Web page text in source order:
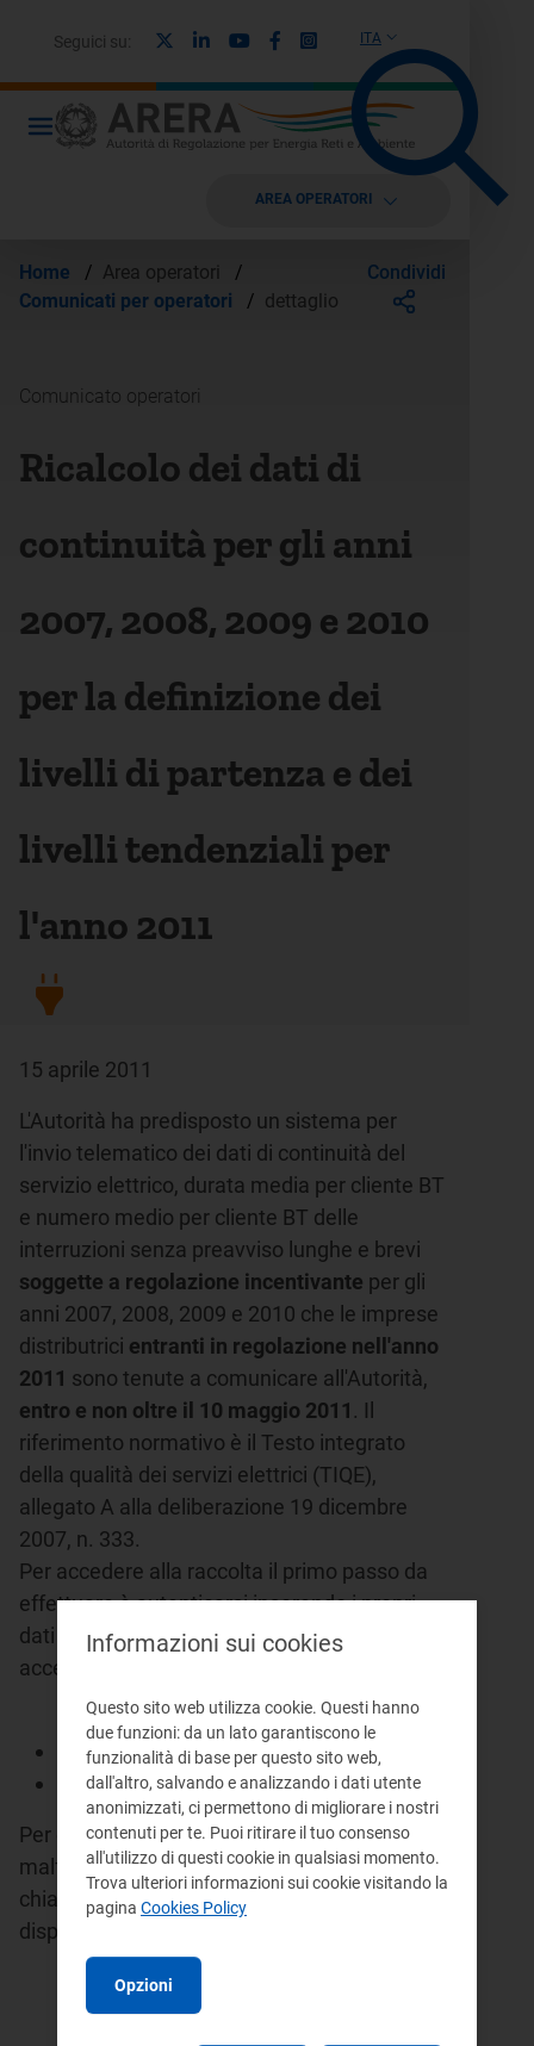
ITA
Seguici su: LinkedinYoutubeFacebook
Instagram
AREA OPERATORI
Home / Area operatori
/
Comunicati per operatori
/ dettaglio
Condividi
Comunicato operatori
Ricalcolo dei dati di
continuità per gli anni
2007, 2008, 2009 e 2010
per la definizione dei
livelli di partenza e dei
livelli tendenziali per
l'anno 2011
15 aprile 2011
L'Autorità ha predisposto un sistema per
l'invio telematico dei dati di continuità del
servizio elettrico, durata media per cliente BT
e numero medio per cliente BT delle
interruzioni senza preavviso lunghe e brevi
soggette a regolazione incentivante per gli
anni 2007, 2008, 2009 e 2010 che le imprese
distributrici entranti in regolazione nell'anno
2011 sono tenute a comunicare all'Autorità,
entro e non oltre il 10 maggio 2011 . Il
riferimento normativo è il Testo integrato
della qualità dei servizi elettrici (TIQE),
allegato A alla deliberazione 19 dicembre
2007, n. 333.
Per accedere alla raccolta il primo passo da
effettuare è autenticarsi inserendo i propri
dati di accesso nell'apposita sezione del sito,
accessibile anche dall'anagrafica operatori.
Compilazione moduli
Istruzioni per la compilazione
Per eventuali segnalazioni di
malfunzionamento, richieste di informazioni e
chiarimenti di carattere informatico è
disponibile il numero verde:
Informazioni sui cookies
Questo sito web utilizza cookie. Questi hanno
due funzioni: da un lato garantiscono le
funzionalità di base per questo sito web,
dall'altro, salvando e analizzando i dati utente
anonimizzati, ci permettono di migliorare i nostri
contenuti per te. Puoi ritirare il tuo consenso
all'utilizzo di questi cookie in qualsiasi momento.
Trova ulteriori informazioni sui cookie visitando la
pagina Cookies Policy
Opzioni